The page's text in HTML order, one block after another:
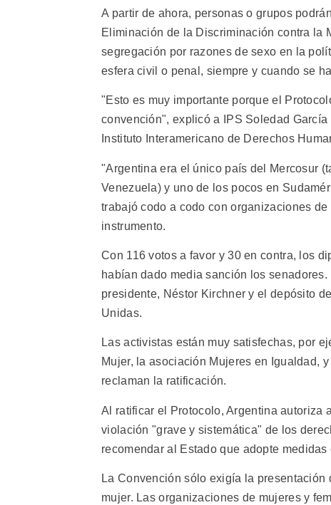
A partir de ahora, personas o grupos
Eliminación de la Discriminación contra la
segregación por razones de sexo en la
esfera civil o penal, siempre y cuando se
"Esto es muy importante porque el
convención", explicó a IPS Soledad
Instituto Interamericano de Derechos
"Argentina era el único país del Mercosur
Venezuela) y uno de los pocos en
trabajó codo a codo con organizaciones
instrumento.
Con 116 votos a favor y 30 en contra, los
habían dado media sanción los
presidente, Néstor Kirchner y el depósito
Unidas.
Las activistas están muy satisfechas, por
Mujer, la asociación Mujeres en Igualdad,
reclaman la ratificación.
Al ratificar el Protocolo, Argentina autoriza
violación "grave y sistemática" de los
recomendar al Estado que adopte medidas
La Convención sólo exigía la
mujer. Las organizaciones de mujeres y